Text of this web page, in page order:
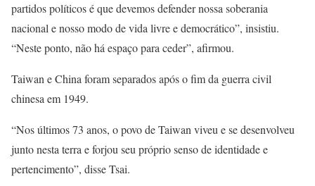
partidos políticos é que devemos defender nossa soberania
nacional e nosso modo de vida livre e democrático”, insistiu.
“Neste ponto, não há espaço para ceder”, afirmou.
Taiwan e China foram separados após o fim da guerra civil
chinesa em 1949.
“Nos últimos 73 anos, o povo de Taiwan viveu e se desenvolveu
junto nesta terra e forjou seu próprio senso de identidade e
pertencimento”, disse Tsai.